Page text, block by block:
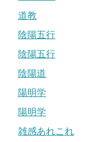
道教
陰陽五行
陰陽五行
陰陽道
陽明学
陽明学
雑感あれこれ